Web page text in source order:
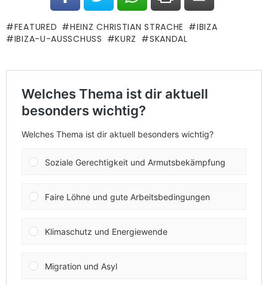
FEATURED HEINZ CHRISTIAN STRACHE
IBIZA
IBIZA-U-AUSSCHUSS
KURZ SKANDAL